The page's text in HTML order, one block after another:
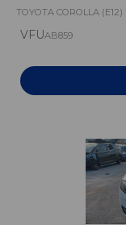
TOYOTA COROLLA (E12)
VFUAB859